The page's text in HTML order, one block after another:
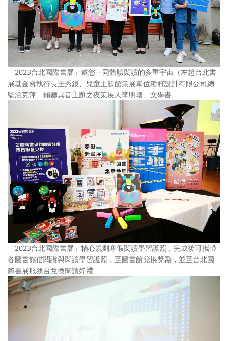
「2023台北國際書展」邀您一同體驗閱讀的多重宇宙（左起台北書
展基金會執行長王秀銀、兒童主題館策展單位種籽設計有限公司總
監淦克萍、傾聽異音主題之夜策展人李明璁、文學書
「2023台北國際書展」精心規劃寒假閱讀學習護照，完成後可攜帶
各圖書館借閱證與閱讀學習護照，至圖書館兌換獎勵，並至台北國
際書展服務台兌換閱讀好禮